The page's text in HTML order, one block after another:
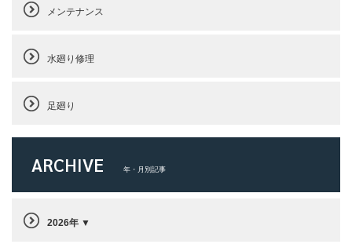
メンテナンス
水廻り修理
足廻り
ARCHIVE 年・月別記事
2026年